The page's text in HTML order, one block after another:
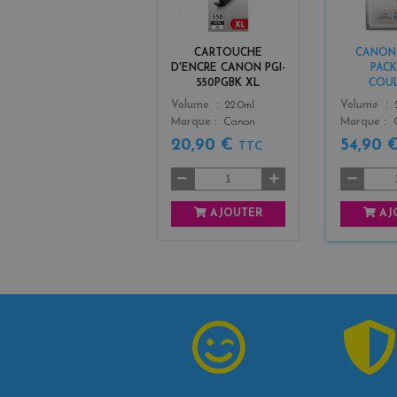
CARTOUCHE
D'ENCRE CANON PGI-
550PGBK XL
Color
Volume
22.0ml
Marque
Canon
20,90 € TTC
AJOUTER
CANON
Color
Volume
Marque
54,90